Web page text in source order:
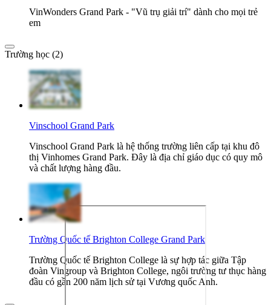
VinWonders Grand Park - "Vũ trụ giải trí" dành cho mọi trẻ
em
Trường học (2)
Vinschool Grand Park
Vinschool Grand Park là hệ thống trường liên cấp tại khu đô
thị Vinhomes Grand Park. Đây là địa chỉ giáo dục có quy mô
và chất lượng hàng đầu.
Trường Quốc tế Brighton College Grand Park
Trường Quốc tế Brighton College là sự hợp tác giữa Tập
đoàn Vingroup và Brighton College, ngôi trường tư thục hàng
đầu có gần 200 năm lịch sử tại Vương quốc Anh.